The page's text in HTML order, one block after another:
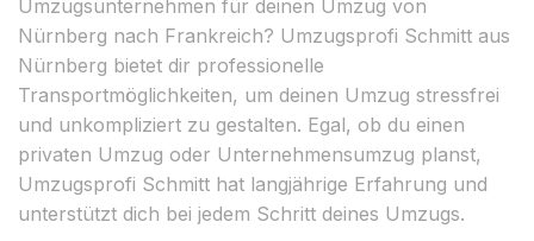
Umzugsunternehmen für deinen Umzug von
Nürnberg nach Frankreich? Umzugsprofi Schmitt aus
Nürnberg bietet dir professionelle
Transportmöglichkeiten, um deinen Umzug stressfrei
und unkompliziert zu gestalten. Egal, ob du einen
privaten Umzug oder Unternehmensumzug planst,
Umzugsprofi Schmitt hat langjährige Erfahrung und
unterstützt dich bei jedem Schritt deines Umzugs.